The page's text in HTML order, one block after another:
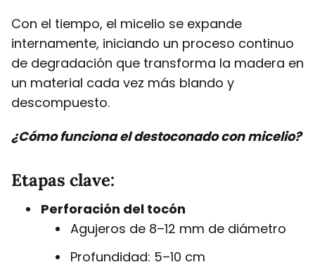
Con el tiempo, el micelio se expande
internamente, iniciando un proceso continuo
de degradación que transforma la madera en
un material cada vez más blando y
descompuesto.
¿Cómo funciona el destoconado con micelio?
Etapas clave:
Perforación del tocón
Agujeros de 8–12 mm de diámetro
Profundidad: 5–10 cm